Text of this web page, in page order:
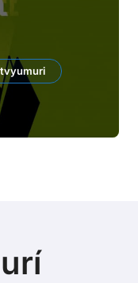
tvyumuri